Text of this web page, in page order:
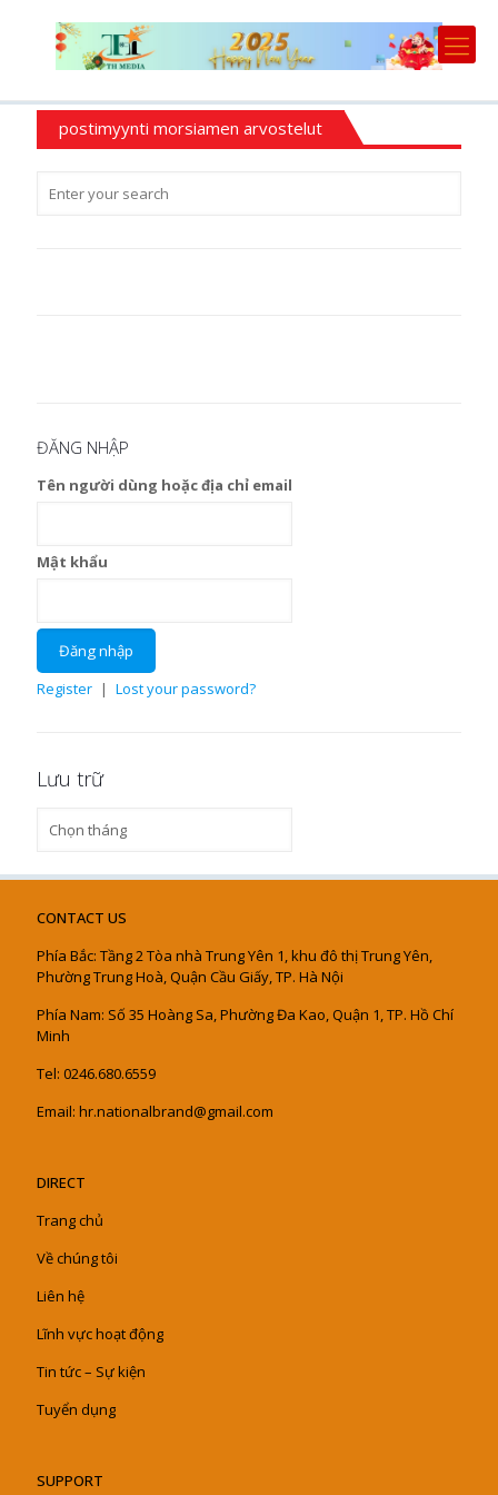
postimyynti morsiamen arvostelut
ĐĂNG NHẬP
Tên người dùng hoặc địa chỉ email
Mật khẩu
Register | Lost your password?
Lưu trữ
trữ
CONTACT US
Phía Bắc: Tầng 2 Tòa nhà Trung Yên 1, khu đô thị Trung Yên,
Phường Trung Hoà, Quận Cầu Giấy, TP. Hà Nội
Phía Nam: Số 35 Hoàng Sa, Phường Đa Kao, Quận 1, TP. Hồ Chí
Minh
Tel: 0246.680.6559
Email: hr.nationalbrand@gmail.com
DIRECT
Trang chủ
Về chúng tôi
Liên hệ
Lĩnh vực hoạt động
Tin tức – Sự kiện
Tuyển dụng
SUPPORT